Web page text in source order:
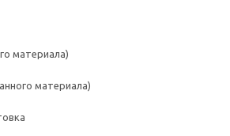
материала)
материала)